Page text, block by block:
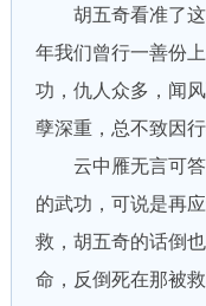
胡五奇看准了这
年我们曾行一善份
功，仇人众多，闻
孽深重，总不致因
云中雁无言可答
的武功，可说是再
救，胡五奇的话倒
命，反倒死在那被